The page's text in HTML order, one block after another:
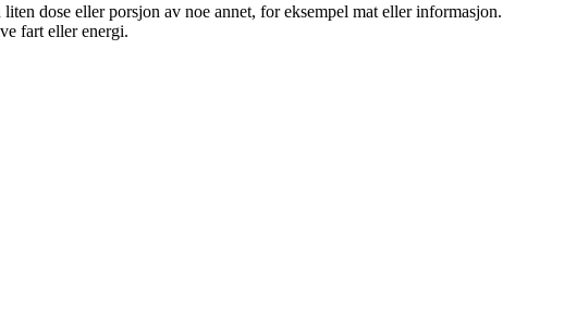
dose eller porsjon av noe annet, for eksempel mat eller informasjon.
fart eller energi.